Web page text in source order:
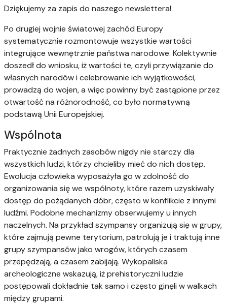
Dziękujemy za zapis do naszego newslettera!
Po drugiej wojnie światowej zachód Europy
systematycznie rozmontowuje wszystkie wartości
integrujące wewnętrznie państwa narodowe. Kolektywnie
doszedł do wniosku, iż wartości te, czyli przywiązanie do
własnych narodów i celebrowanie ich wyjątkowości,
prowadzą do wojen, a więc powinny być zastąpione przez
otwartość na różnorodność, co było normatywną
podstawą Unii Europejskiej.
Wspólnota
Praktycznie żadnych zasobów nigdy nie starczy dla
wszystkich ludzi, którzy chcieliby mieć do nich dostęp.
Ewolucja człowieka wyposażyła go w zdolność do
organizowania się we wspólnoty, które razem uzyskiwały
dostęp do pożądanych dóbr, często w konflikcie z innymi
ludźmi. Podobne mechanizmy obserwujemy u innych
naczelnych. Na przykład szympansy organizują się w grupy,
które zajmują pewne terytorium, patrolują je i traktują inne
grupy szympansów jako wrogów, których czasem
przepędzają, a czasem zabijają. Wykopaliska
archeologiczne wskazują, iż prehistoryczni ludzie
postępowali dokładnie tak samo i często ginęli w walkach
między grupami.